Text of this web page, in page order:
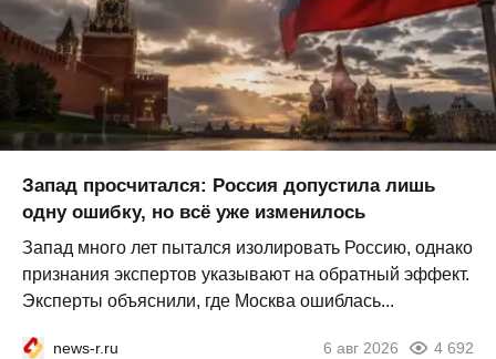
Запад просчитался: Россия допустила лишь
одну ошибку, но всё уже изменилось
Запад много лет пытался изолировать Россию, однако
признания экспертов указывают на обратный эффект.
Эксперты объяснили, где Москва ошиблась...
news-r.ru 6 авг 2026 4 692